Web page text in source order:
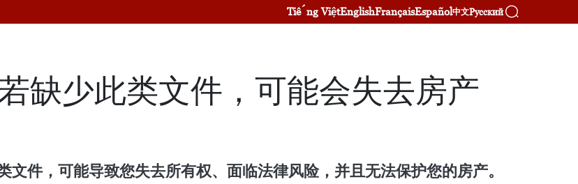
Tiếng ViệtEnglishFrançaisEspañol中文Русский
缺少此类文件，可能会失去房产
件，可能导致您失去所有权、面临法律风险，并且无法保护您的房产。